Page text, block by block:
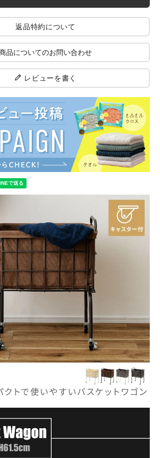
返品特約について
品についてのお問い合わせ
レビューを書く